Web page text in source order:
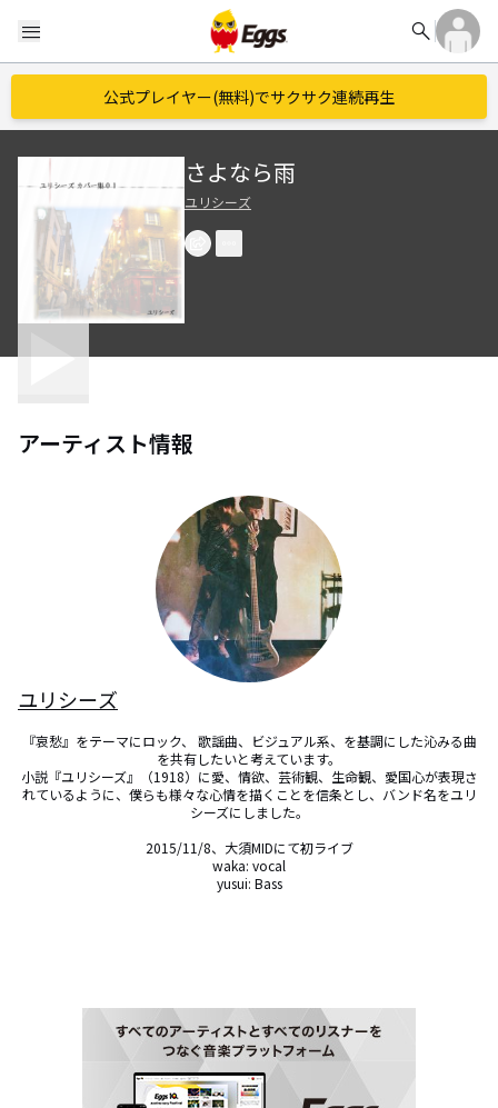
menu search
公式プレイヤー(無料)でサクサク連続再生
さよなら雨
ユリシーズ
アーティスト情報
ユリシーズ
『哀愁』をテーマにロック、 歌謡曲、ビジュアル系、を基調にした沁みる曲
を共有したいと考えています。
小説『ユリシーズ』（1918）に愛、情欲、芸術観、生命観、愛国心が表現さ
れているように、僕らも様々な心情を描くことを信条とし、バンド名をユリ
シーズにしました。
2015/11/8、大須MIDにて初ライブ
waka: vocal
yusui: Bass